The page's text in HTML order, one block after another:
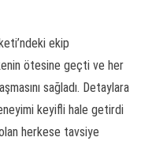
ekip
ötesine geçti ve her
sağladı. Detaylara
keyifli hale getirdi
herkese tavsiye